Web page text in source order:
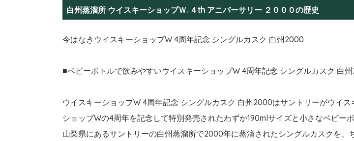
白州蒸溜所 ウイスキーショップＷ. ４th アニバーサリー ２０００の歴史
今はなきウイスキーショップW 4周年記念 シングルカスク 白州2000
■ベビーボトルで飲みやすいウイスキーショップW 4周年記念 シングルカスク 白
ウイスキーショップW 4周年記念 シングルカスク 白州2000はサントリーがウイ
ショップWの4周年を記念して特別発売されたわずか190mlサイズと小さなベビーボ
山梨県にあるサントリーの白州蒸溜所で2000年に蒸溜されたシングルカスクを